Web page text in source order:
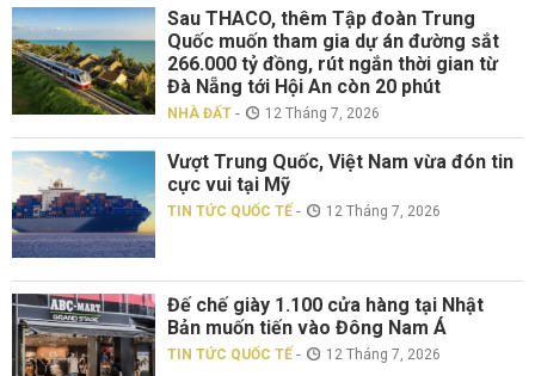
Sau THACO, thêm Tập đoàn Trung
Quốc muốn tham gia dự án đường sắt
266.000 tỷ đồng, rút ngắn thời gian từ
Đà Nẵng tới Hội An còn 20 phút
NHÀ ĐẤT - 12 Tháng 7, 2026
Vượt Trung Quốc, Việt Nam vừa đón tin
cực vui tại Mỹ
TIN TỨC QUỐC TẾ - 12 Tháng 7, 2026
Đế chế giày 1.100 cửa hàng tại Nhật
Bản muốn tiến vào Đông Nam Á
TIN TỨC QUỐC TẾ - 12 Tháng 7, 2026